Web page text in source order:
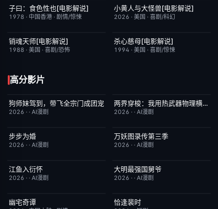
已完结
子曰：食色性也[电影解说]
1978 · 中国香港 · 剧情/惊悚
已完结
小黄人与大怪兽[电影解说]
2026 · 美国 · 喜剧/科幻
已完结
销魂天师[电影解说]
1988 · 美国 · 喜剧/恐怖
已完结
杀心慈母[电影解说]
1994 · 美国 · 喜剧/惊悚
高分影片
完结 10.0
狗师妹驾到，带飞全宗门成团宠
2026 · · AI漫剧
完结 10.0两界穿梭：我用热武器物理横推修真界
2026 · · AI漫剧
完结
步步为婚
2026 · · AI漫剧
完结
万妖图录传第三季
2026 · · AI漫剧
完结
江鱼入衍怀
2026 · · AI漫剧
完结
大明最强国舅爷
2026 · · AI漫剧
更新至第14集
幽宅奇谭 完结
恰逢裴时